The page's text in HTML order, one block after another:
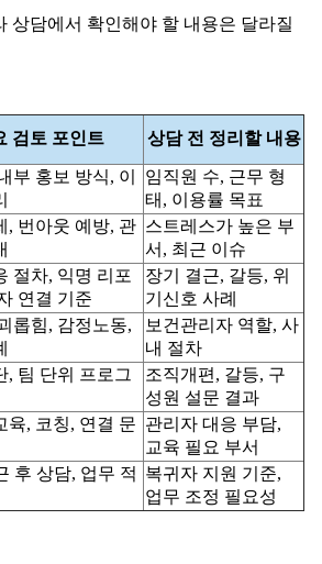
상담에서 확인해야 할 내용은 달라질
검토 포인트 상담 전 정리할 내용
부 홍보 방식, 이
임직원 수, 근무 형
태, 이용률 목표
, 번아웃 예방, 관 스트레스가 높은 부
서, 최근 이슈
절차, 익명 리포
연결 기준
장기 결근, 갈등, 위
기신호 사례
롭힘, 감정노동,
보건관리자 역할, 사
내 절차
, 팀 단위 프로그
조직개편, 갈등, 구
성원 설문 결과
육, 코칭, 연결 문 관리자 대응 부담,
교육 필요 부서
후 상담, 업무 적 복귀자 지원 기준,
업무 조정 필요성